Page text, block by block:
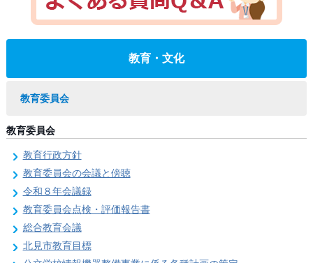
教育・文化
教育委員会
教育委員会
教育行政方針
教育委員会の会議と傍聴
令和８年会議録
教育委員会点検・評価報告書
総合教育会議
北見市教育目標